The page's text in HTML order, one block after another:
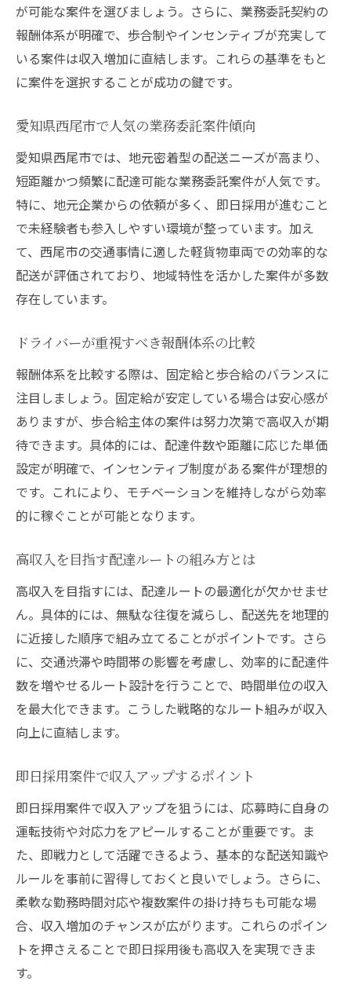
が可能な案件を選びましょう。さらに、業務委託契約の
報酬体系が明確で、歩合制やインセンティブが充実して
いる案件は収入増加に直結します。これらの基準をもと
に案件を選択することが成功の鍵です。
愛知県西尾市で人気の業務委託案件傾向
愛知県西尾市では、地元密着型の配送ニーズが高まり、
短距離かつ頻繁に配達可能な業務委託案件が人気です。
特に、地元企業からの依頼が多く、即日採用が進むこと
で未経験者も参入しやすい環境が整っています。加え
て、西尾市の交通事情に適した軽貨物車両での効率的な
配送が評価されており、地域特性を活かした案件が多数
存在しています。
ドライバーが重視すべき報酬体系の比較
報酬体系を比較する際は、固定給と歩合給のバランスに
注目しましょう。固定給が安定している場合は安心感が
ありますが、歩合給主体の案件は努力次第で高収入が期
待できます。具体的には、配達件数や距離に応じた単価
設定が明確で、インセンティブ制度がある案件が理想的
です。これにより、モチベーションを維持しながら効率
的に稼ぐことが可能となります。
高収入を目指す配達ルートの組み方とは
高収入を目指すには、配達ルートの最適化が欠かせませ
ん。具体的には、無駄な往復を減らし、配送先を地理的
に近接した順序で組み立てることがポイントです。さら
に、交通渋滞や時間帯の影響を考慮し、効率的に配達件
数を増やせるルート設計を行うことで、時間単位の収入
を最大化できます。こうした戦略的なルート組みが収入
向上に直結します。
即日採用案件で収入アップするポイント
即日採用案件で収入アップを狙うには、応募時に自身の
運転技術や対応力をアピールすることが重要です。ま
た、即戦力として活躍できるよう、基本的な配送知識や
ルールを事前に習得しておくと良いでしょう。さらに、
柔軟な勤務時間対応や複数案件の掛け持ちも可能な場
合、収入増加のチャンスが広がります。これらのポイン
トを押さえることで即日採用後も高収入を実現できま
す。